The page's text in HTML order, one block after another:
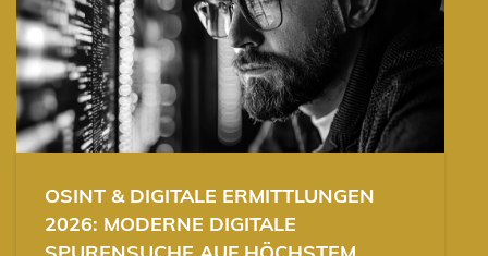
OSINT & DIGITALE ERMITTLUNGEN
2026: MODERNE DIGITALE